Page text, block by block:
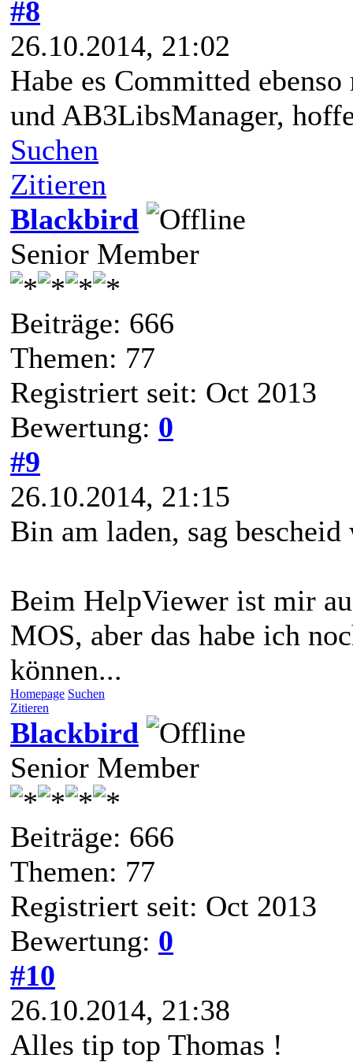
#8
26.10.2014, 21:02
Habe es Committed
und AB3LibsManager,
Suchen
Zitieren
Blackbird
Senior Member
Beiträge: 666
Themen: 77
Registriert seit: Oct 2013
Bewertung: 0
#9
26.10.2014, 21:15
Bin am laden, sag
Beim HelpViewer ist mir
MOS, aber das habe ich
können...
Homepage Suchen
Zitieren
Blackbird
Senior Member
Beiträge: 666
Themen: 77
Registriert seit: Oct 2013
Bewertung: 0
#10
26.10.2014, 21:38
Alles tip top Thomas !